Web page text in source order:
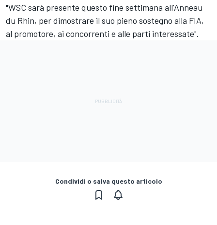
"WSC sarà presente questo fine settimana all'Anneau
du Rhin, per dimostrare il suo pieno sostegno alla FIA,
al promotore, ai concorrenti e alle parti interessate".
Condividi o salva questo articolo